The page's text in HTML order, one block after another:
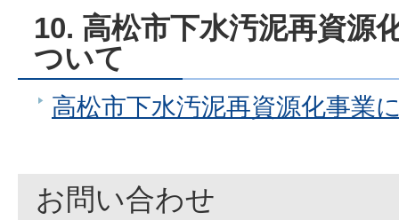
10. 高松市下水汚泥再資源
ついて
高松市下水汚泥再資源化事業
お問い合わせ